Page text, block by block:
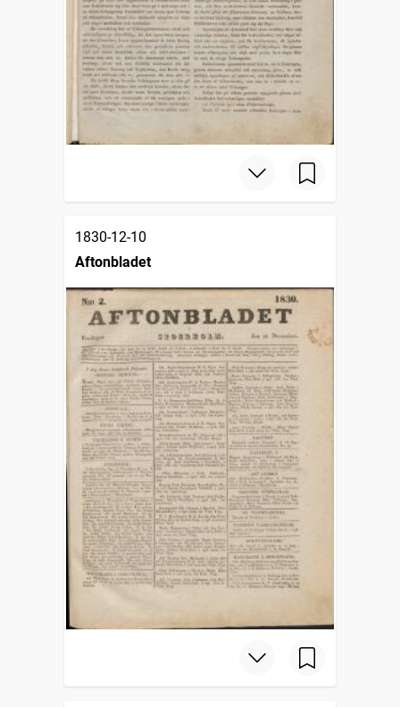
1830-12-10
Aftonbladet